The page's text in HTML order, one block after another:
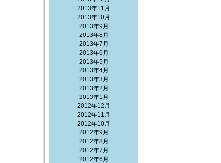
2013年11月
2013年10月
2013年9月
2013年8月
2013年7月
2013年6月
2013年5月
2013年4月
2013年3月
2013年2月
2013年1月
2012年12月
2012年11月
2012年10月
2012年9月
2012年8月
2012年7月
2012年6月